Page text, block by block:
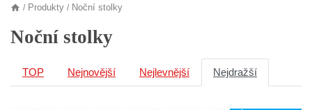
/ Produkty / Noční stolky
Noční stolky
TOP Nejnovější Nejlevnější Nejdražší